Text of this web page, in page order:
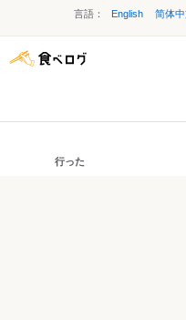
言語： English 简体
行った